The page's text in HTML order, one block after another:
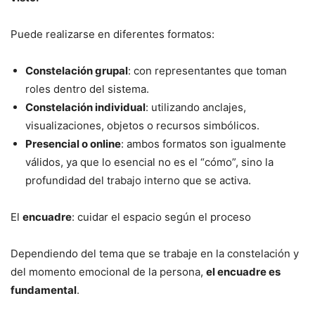
Puede realizarse en diferentes formatos:
Constelación grupal: con representantes que toman
roles dentro del sistema.
Constelación individual: utilizando anclajes,
visualizaciones, objetos o recursos simbólicos.
Presencial o online: ambos formatos son igualmente
válidos, ya que lo esencial no es el “cómo”, sino la
profundidad del trabajo interno que se activa.
El encuadre: cuidar el espacio según el proceso
Dependiendo del tema que se trabaje en la constelación y
del momento emocional de la persona, el encuadre es
fundamental.